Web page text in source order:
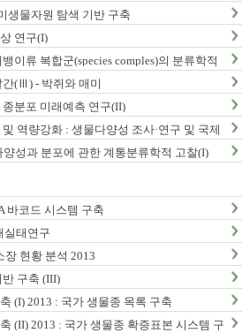
생물자원 탐색 기반 구축
연구(I)
이류 복합군(species comples)의 분류학적
간(Ⅲ) - 박쥐와 매미
분포 미래예측 연구(II)
역량강화 : 생물다양성 조사·연구 및 국제
양성과 분포에 관한 계통분류학적 고찰(I)
바코드 시스템 구축
실태연구
장 현황 분석 2013
구축 (III)
(I) 2013 : 국가 생물종 목록 구축
(II) 2013 : 국가 생물종 확증표본 시스템 구